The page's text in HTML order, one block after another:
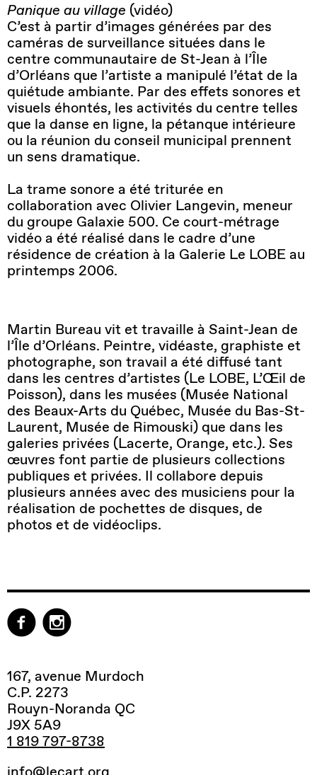
Panique au village (vidéo)
C’est à partir d’images générées par des
caméras de surveillance situées dans le
centre communautaire de St-Jean à l’Île
d’Orléans que l’artiste a manipulé l’état de la
quiétude ambiante. Par des effets sonores et
visuels éhontés, les activités du centre telles
que la danse en ligne, la pétanque intérieure
ou la réunion du conseil municipal prennent
un sens dramatique.
La trame sonore a été triturée en
collaboration avec Olivier Langevin, meneur
du groupe Galaxie 500. Ce court-métrage
vidéo a été réalisé dans le cadre d’une
résidence de création à la Galerie Le LOBE au
printemps 2006.
Martin Bureau vit et travaille à Saint-Jean de
l’Île d’Orléans. Peintre, vidéaste, graphiste et
photographe, son travail a été diffusé tant
dans les centres d’artistes (Le LOBE, L’Œil de
Poisson), dans les musées (Musée National
des Beaux-Arts du Québec, Musée du Bas-St-
Laurent, Musée de Rimouski) que dans les
galeries privées (Lacerte, Orange, etc.). Ses
œuvres font partie de plusieurs collections
publiques et privées. Il collabore depuis
plusieurs années avec des musiciens pour la
réalisation de pochettes de disques, de
photos et de vidéoclips.
167, avenue Murdoch
C.P. 2273
Rouyn-Noranda QC
J9X 5A9
1 819 797-8738